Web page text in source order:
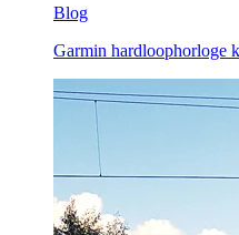
Blog
Garmin hardloophorloge